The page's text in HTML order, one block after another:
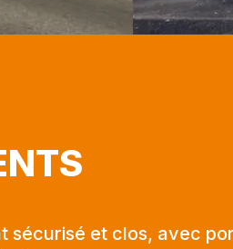
sécurisé et clos, avec